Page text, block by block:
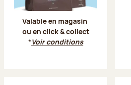
Valable en magasin
ou en click & collect
*Voir conditions